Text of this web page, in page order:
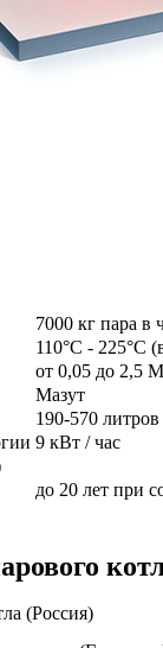
7000 кг пара в
110°C - 225°C
от 0,05 до 2,5
Мазут
190-570 литров
9 кВт / час
до 20 лет при
(Россия)